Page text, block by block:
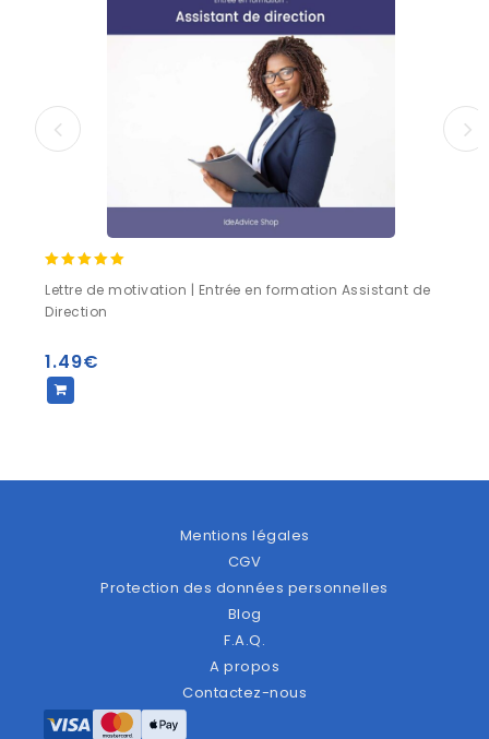
sur 5
Lettre de motivation | Entrée en formation Assistant de
Direction
1.49€
Mentions légales
CGV
Protection des données personnelles
Blog
F.A.Q.
A propos
Contactez-nous